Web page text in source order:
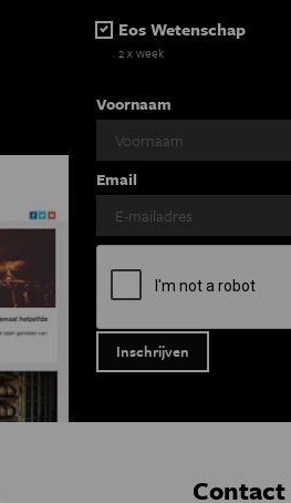
Eos Wetenschap
2 x week
Voornaam
Email
Contact